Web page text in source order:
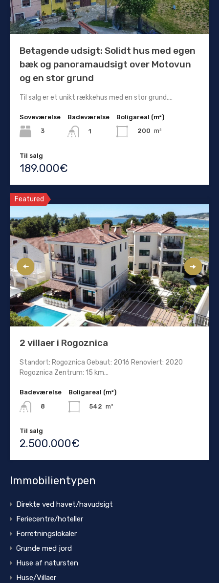
Betagende udsigt: Solidt hus med egen
bæk og panoramaudsigt over Motovun
og en stor grund
Til salg er et unikt rækkehus med en stor grund.…
Soveværelse
3
Badeværelse
1
Boligareal (m²)
200 m²
Til salg
189.000€
Featured
2 villaer i Rogoznica
Standort: Rogoznica Gebaut: 2016 Renoviert: 2020
Rogoznica Zentrum: 15 km…
Badeværelse
8
Boligareal (m²)
542 m²
Til salg
2.500.000€
Immobilientypen
Direkte ved havet/havudsigt
Feriecentre/hoteller
Forretningslokaler
Grunde med jord
Huse af natursten
Huse/Villaer